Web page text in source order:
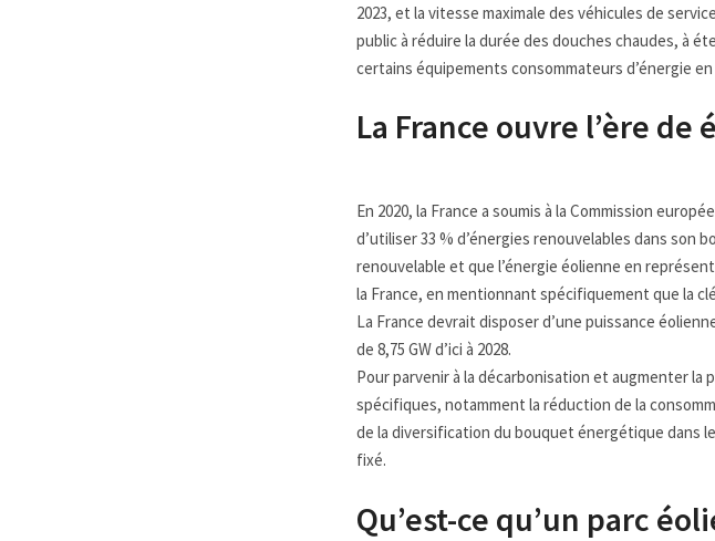
2023, et la vitesse maximale des véhicules de
public à réduire la durée des douches chaudes, à
certains équipements consommateurs d’énergie
La France ouvre l’ère
En 2020, la France a soumis à la Commission
d’utiliser 33 % d’énergies renouvelables dans son
renouvelable et que l’énergie éolienne en
la France, en mentionnant spécifiquement que la
La France devrait disposer d’une puissance
de 8,75 GW d’ici à 2028.
Pour parvenir à la décarbonisation et augmenter la
spécifiques, notamment la réduction de la
de la diversification du bouquet énergétique dans
fixé.
Qu’est-ce qu’un parc